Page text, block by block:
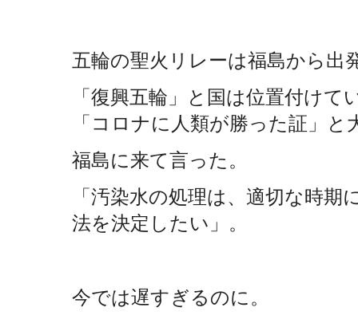
五輪の聖火リレーは福島から出
「復興五輪」と国は位置付け
「コロナに人類が勝った証」と
福島に来て言った。
「汚染水の処理は、適切な時
法を決定したい」。
今では遅すぎるのに。